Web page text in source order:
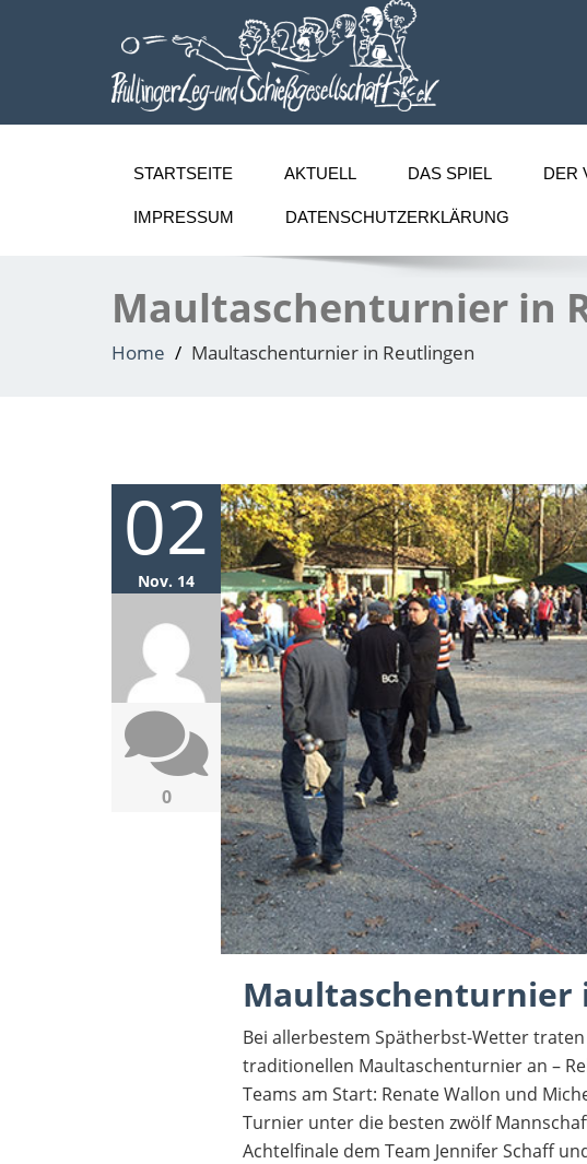
STARTSEITE AKTUELL DAS SPIEL DER
IMPRESSUM DATENSCHUTZERKLÄRUNG
Maultaschenturnier in
Home Maultaschenturnier in Reutlingen
02
Nov. 14
0
Maultaschenturnier
Bei allerbestem Spätherbst-Wetter
traditionellen Maultaschenturnier an –
Teams am Start: Renate Wallon und
Turnier unter die besten zwölf
Achtelfinale dem Team Jennifer Schaff